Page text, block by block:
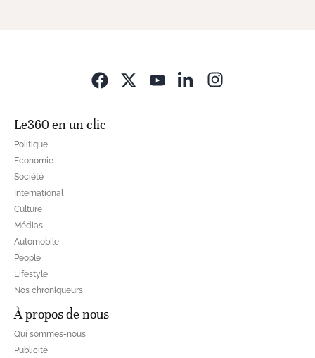
Le360 en un clic
Politique
Economie
Société
International
Culture
Médias
Automobile
People
Lifestyle
Nos chroniqueurs
À propos de nous
Qui sommes-nous
Publicité